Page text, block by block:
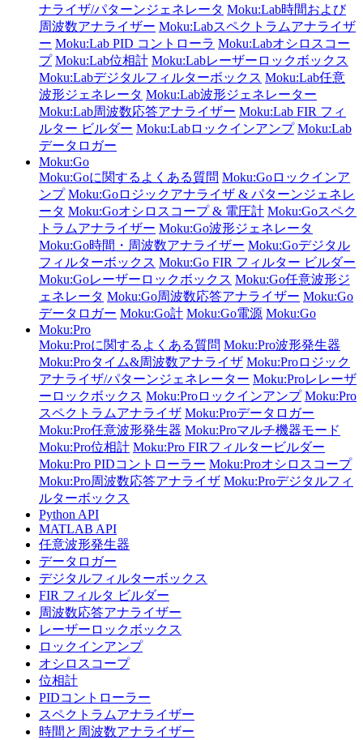
ナライザ/パターンジェネレータ Moku:Lab時間および
周波数アナライザー Moku:Labスペクトラムアナライザ
ー Moku:Lab PID コントローラ Moku:Labオシロスコー
プ Moku:Lab位相計 Moku:Labレーザーロックボックス
Moku:Labデジタルフィルターボックス Moku:Lab任意
波形ジェネレータ Moku:Lab波形ジェネレーター
Moku:Lab周波数応答アナライザー Moku:Lab FIR フィ
ルター ビルダー Moku:Labロックインアンプ Moku:Lab
データロガー
Moku:Go
Moku:Goに関するよくある質問 Moku:Goロックインア
ンプ Moku:Goロジックアナライザ & パターンジェネレ
ータ Moku:Goオシロスコープ & 電圧計 Moku:Goスペク
トラムアナライザー Moku:Go波形ジェネレータ
Moku:Go時間・周波数アナライザー Moku:Goデジタル
フィルターボックス Moku:Go FIR フィルター ビルダー
Moku:Goレーザーロックボックス Moku:Go任意波形ジ
ェネレータ Moku:Go周波数応答アナライザー Moku:Go
データロガー Moku:Go計 Moku:Go電源 Moku:Go
Moku:Pro
Moku:Proに関するよくある質問 Moku:Pro波形発生器
Moku:Proタイム&周波数アナライザ Moku:Proロジック
アナライザ/パターンジェネレーター Moku:Proレレーザ
ーロックボックス Moku:Proロックインアンプ Moku:Pro
スペクトラムアナライザ Moku:Proデータロガー
Moku:Pro任意波形発生器 Moku:Proマルチ機器モード
Moku:Pro位相計 Moku:Pro FIRフィルタービルダー
Moku:Pro PIDコントローラー Moku:Proオシロスコープ
Moku:Pro周波数応答アナライザ Moku:Proデジタルフィ
ルターボックス
Python API
MATLAB API
任意波形発生器
データロガー
デジタルフィルターボックス
FIR フィルタ ビルダー
周波数応答アナライザー
レーザーロックボックス
ロックインアンプ
オシロスコープ
位相計
PIDコントローラー
スペクトラムアナライザー
時間と周波数アナライザー